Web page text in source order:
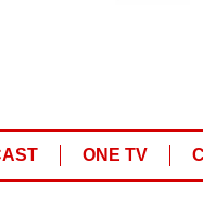
ONE TV